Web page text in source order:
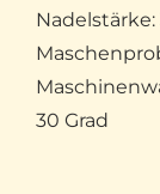
Nadelstärke:
30 Grad